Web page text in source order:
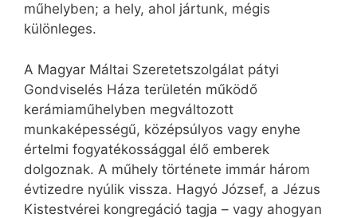
műhelyben; a hely, ahol jártunk, mégis
különleges.
A Magyar Máltai Szeretetszolgálat pátyi
Gondviselés Háza területén működő
kerámiaműhelyben megváltozott
munkaképességű, középsúlyos vagy enyhe
értelmi fogyatékossággal élő emberek
dolgoznak. A műhely története immár három
évtizedre nyúlik vissza. Hagyó József, a Jézus
Kistestvérei kongregáció tagja – vagy ahogyan